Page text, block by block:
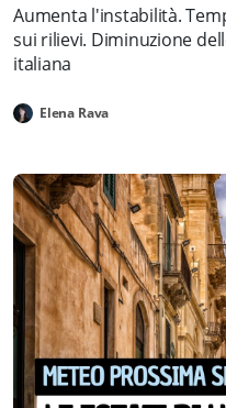
Aumenta l'instabilità.
sui rilievi. Diminuzione
italiana
Elena Rava